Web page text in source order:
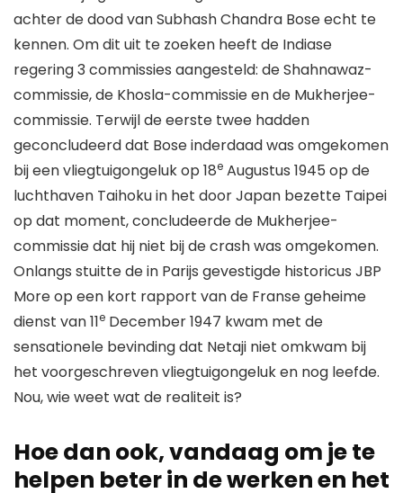
achter de dood van Subhash Chandra Bose echt te
kennen. Om dit uit te zoeken heeft de Indiase
regering 3 commissies aangesteld: de Shahnawaz-
commissie, de Khosla-commissie en de Mukherjee-
commissie. Terwijl de eerste twee hadden
geconcludeerd dat Bose inderdaad was omgekomen
bij een vliegtuigongeluk op 18e Augustus 1945 op de
luchthaven Taihoku in het door Japan bezette Taipei
op dat moment, concludeerde de Mukherjee-
commissie dat hij niet bij de crash was omgekomen.
Onlangs stuitte de in Parijs gevestigde historicus JBP
More op een kort rapport van de Franse geheime
dienst van 11e December 1947 kwam met de
sensationele bevinding dat Netaji niet omkwam bij
het voorgeschreven vliegtuigongeluk en nog leefde.
Nou, wie weet wat de realiteit is?
Hoe dan ook, vandaag om je te
helpen beter in de werken en het